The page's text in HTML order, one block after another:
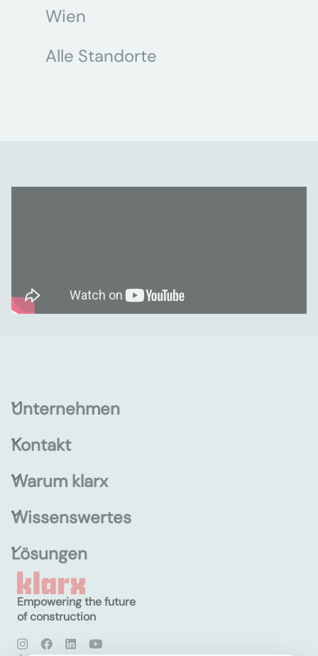
Wien
Alle Standorte
Unternehmen
Kontakt
Warum klarx
Wissenswertes
Lösungen
Empowering the future
of construction